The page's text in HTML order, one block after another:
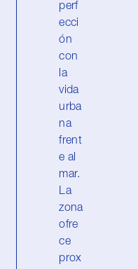
perf
ecci
ón
con
la
vida
urba
na
frent
e al
mar.
La
zona
ofre
ce
prox